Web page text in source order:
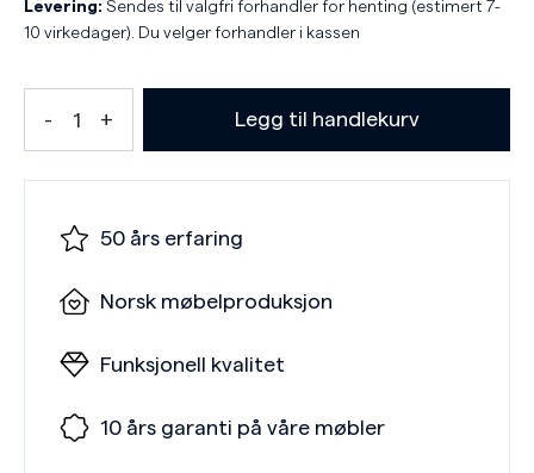
Levering: Sendes til valgfri forhandler for henting (estimert 7-
10 virkedager). Du velger forhandler i kassen
Legg til handlekurv
50 års erfaring
Norsk møbelproduksjon
Funksjonell kvalitet
10 års garanti på våre møbler